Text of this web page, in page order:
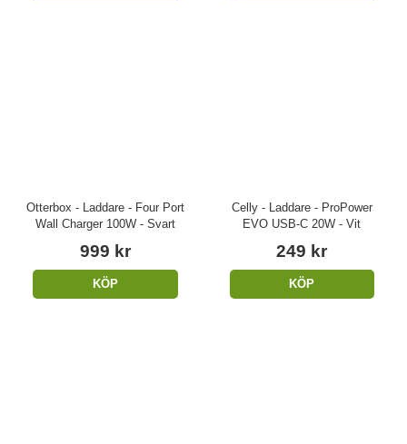
Otterbox - Laddare - Four Port
Wall Charger 100W - Svart
999 kr
KÖP
Celly - Laddare - ProPower
EVO USB-C 20W - Vit
249 kr
KÖP